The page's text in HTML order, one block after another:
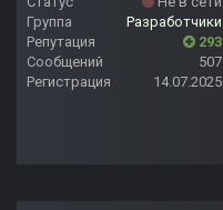
Группа
Разработчики
Репутация
293
Сообщений
507
Регистрация
14.07.2025